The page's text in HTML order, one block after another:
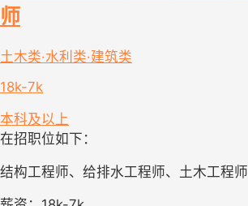
师
土木类·水利类·建筑类
18k-7k
本科及以上
在招职位如下：
结构工程师、给排水工程师、土木工程师